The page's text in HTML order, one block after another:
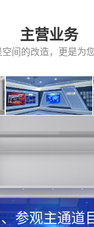
主营业务
间的改造，更是为
参观主通道